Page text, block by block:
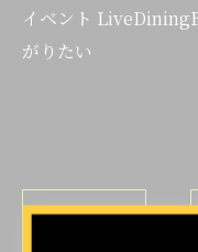
イベント
がりたい
< 前のページ